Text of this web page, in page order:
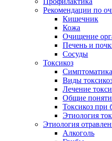
Рекомендации по
Кишечник
Кожа
Очищение
Печень и
Сосуды
Токсикоз
Cимптоматика
Виды
Лечение
Общие
Токсикоз при
Этиология
Этиология
Алкоголь